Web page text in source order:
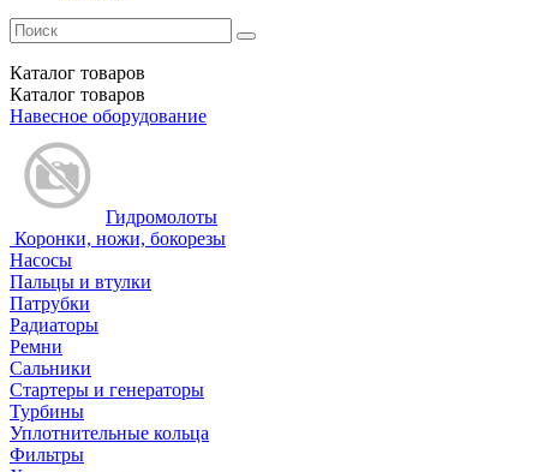
Каталог товаров
Каталог товаров
Навесное оборудование
Гидромолоты
Коронки, ножи, бокорезы
Насосы
Пальцы и втулки
Патрубки
Радиаторы
Ремни
Сальники
Стартеры и генераторы
Турбины
Уплотнительные кольца
Фильтры